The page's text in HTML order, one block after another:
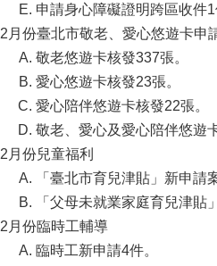
申請身心障礙證明跨區收件1
2月份臺北市敬老、愛心悠遊卡申
敬老悠遊卡核發337張。
愛心悠遊卡核發23張。
愛心陪伴悠遊卡核發22張。
敬老、愛心及愛心陪伴悠遊
2月份兒童福利
「臺北市育兒津貼」新申
「父母未就業家庭育兒津貼
2月份臨時工輔導
臨時工新申請4件。